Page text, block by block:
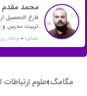
محمد مقدم
فارغ التحصیل
تربیت مدرس و
بیش از
مشاوره برنامه
مگامگ علوم